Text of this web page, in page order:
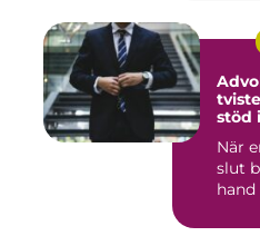
stöd
När
slut
hand